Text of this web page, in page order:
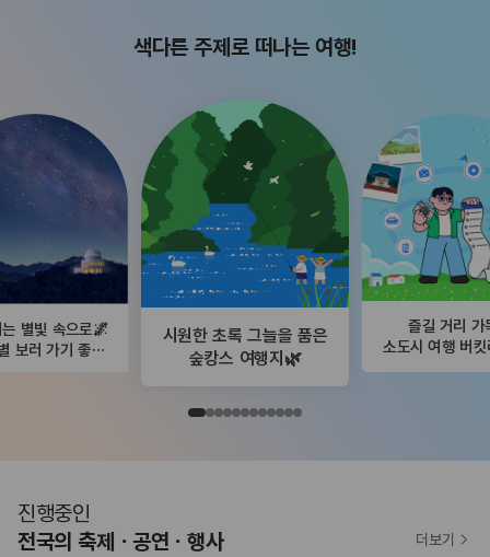
색다른 주제로 떠나는 여행!
별빛 속으로🌌
보러 가기 좋은
시원한 초록 그늘을 품은
숲캉스 여행지🌿
즐길 거리 가
소도시 여행 버킷
진행중인
전국의 축제ㆍ공연ㆍ행사
더보기